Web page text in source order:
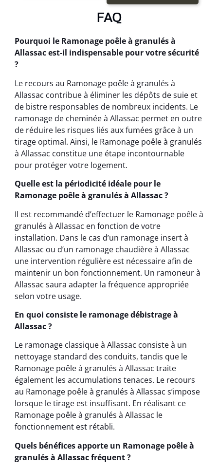
FAQ
Pourquoi le Ramonage poêle à granulés à
Allassac est-il indispensable pour votre sécurité
?
Le recours au Ramonage poêle à granulés à
Allassac contribue à éliminer les dépôts de suie et
de bistre responsables de nombreux incidents. Le
ramonage de cheminée à Allassac permet en outre
de réduire les risques liés aux fumées grâce à un
tirage optimal. Ainsi, le Ramonage poêle à granulés
à Allassac constitue une étape incontournable
pour protéger votre logement.
Quelle est la périodicité idéale pour le
Ramonage poêle à granulés à Allassac ?
Il est recommandé d’effectuer le Ramonage poêle à
granulés à Allassac en fonction de votre
installation. Dans le cas d’un ramonage insert à
Allassac ou d’un ramonage chaudière à Allassac
une intervention régulière est nécessaire afin de
maintenir un bon fonctionnement. Un ramoneur à
Allassac saura adapter la fréquence appropriée
selon votre usage.
En quoi consiste le ramonage débistrage à
Allassac ?
Le ramonage classique à Allassac consiste à un
nettoyage standard des conduits, tandis que le
Ramonage poêle à granulés à Allassac traite
également les accumulations tenaces. Le recours
au Ramonage poêle à granulés à Allassac s’impose
lorsque le tirage est insuffisant. En réalisant ce
Ramonage poêle à granulés à Allassac le
fonctionnement est rétabli.
Quels bénéfices apporte un Ramonage poêle à
granulés à Allassac fréquent ?